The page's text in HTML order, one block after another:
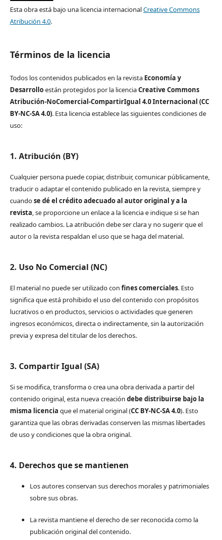
Esta obra está bajo una licencia internacionalCreative Commons
Atribución 4.0.
Términos de la licencia
Todos los contenidos publicados en la revista Economía y
Desarrolloestán protegidos por la licenciaCreative Commons
Atribución-NoComercial-CompartirIgual 4.0 Internacional (CC
BY-NC-SA 4.0). Esta licencia establece las siguientes condiciones de
uso:
1. Atribución (BY)
Cualquier persona puede copiar, distribuir, comunicar públicamente,
traducir o adaptar el contenido publicado en la revista, siempre y
cuandose dé el crédito adecuado al autor original y a la
revista, se proporcione un enlace a la licencia e indique si se han
realizado cambios. La atribución debe ser clara y no sugerir que el
autor o la revista respaldan el uso que se haga del material.
2. Uso No Comercial (NC)
El material no puede ser utilizado con fines comerciales. Esto
significa que está prohibido el uso del contenido con propósitos
lucrativos o en productos, servicios o actividades que generen
ingresos económicos, directa o indirectamente, sin la autorización
previa y expresa del titular de los derechos.
3. Compartir Igual (SA)
Si se modifica, transforma o crea una obra derivada a partir del
contenido original, esta nueva creación debe distribuirse bajo la
misma licencia que el material original (CC BY-NC-SA 4.0). Esto
garantiza que las obras derivadas conserven las mismas libertades
de uso y condiciones que la obra original.
4. Derechos que se mantienen
Los autores conservan sus derechos morales y patrimoniales
sobre sus obras.
La revista mantiene el derecho de ser reconocida como la
publicación original del contenido.